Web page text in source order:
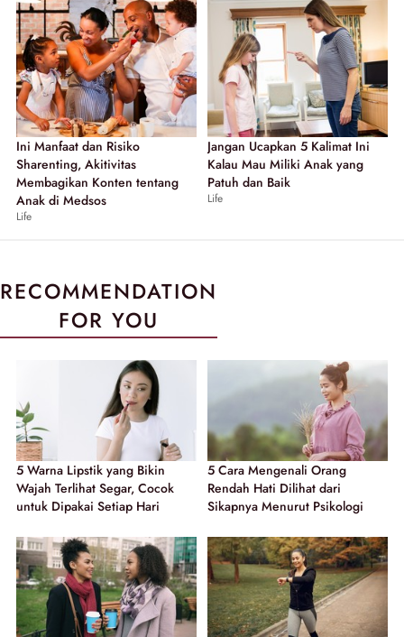
Ini Manfaat dan Risiko
Sharenting, Akitivitas
Membagikan Konten tentang
Anak di Medsos
Life
Jangan Ucapkan 5 Kalimat Ini
Kalau Mau Miliki Anak yang
Patuh dan Baik
Life
RECOMMENDATION
FOR YOU
5 Warna Lipstik yang Bikin
Wajah Terlihat Segar, Cocok
untuk Dipakai Setiap Hari
5 Cara Mengenali Orang
Rendah Hati Dilihat dari
Sikapnya Menurut Psikologi